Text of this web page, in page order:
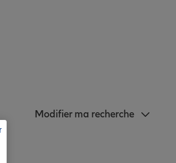
Modifier ma recherche